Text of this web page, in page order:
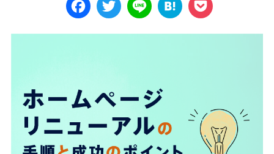
Face Twitt Line Hate Pock